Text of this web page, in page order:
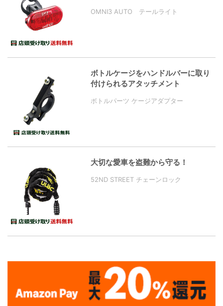
OMNI3 AUTO テールライト
ボトルケージをハンドルバーに取り
付けられるアタッチメント
ボトルパーツ ケージアダプター
大切な愛車を盗難から守る！
52ND STREET チェーンロック